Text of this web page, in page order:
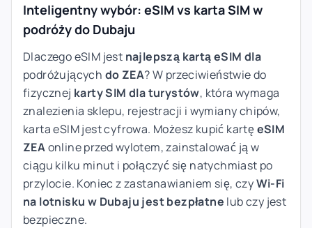
Inteligentny wybór: eSIM vs karta SIM w
podróży do Dubaju
Dlaczego eSIM jest najlepszą kartą eSIM dla
podróżujących do ZEA? W przeciwieństwie do
fizycznej karty SIM dla turystów, która wymaga
znalezienia sklepu, rejestracji i wymiany chipów,
karta eSIM jest cyfrowa. Możesz kupić kartęeSIM
ZEAonline przed wylotem, zainstalować ją w
ciągu kilku minut i połączyć się natychmiast po
przylocie. Koniec z zastanawianiem się, czyWi-Fi
na lotnisku w Dubaju jest bezpłatne lub czy jest
bezpieczne.